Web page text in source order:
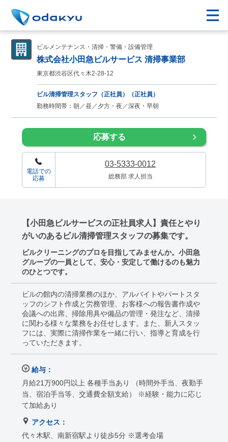
ビルメンテナンス・清掃・警備・設備管理
株式会社小田急ビルサービス 清掃事業部
東京都渋谷区代々木2-28-12
ビル清掃管理スタッフ（正社員）（正社員）
勤務時間帯：朝／昼／夕方・夜／深夜・早朝
応募する
電話での
応募
03-5333-0012
総務部 求人担当
【小田急ビルサービスの正社員求人】責任とやり
がいのあるビル清掃管理スタッフの募集です。
ビルクリーニングのプロを目指してみませんか。小田急
グループの一員として、安心・安定して働けるのも魅力
のひとつです。
ビルの館内の清掃業務のほか、アルバイトやパートスタ
ッフのシフト作成と労務管理、お客様への報告書作成や
会議への出席、掃除用具や備品の管理・発注など、清掃
に関わる様々な業務をお任せします。また、新人スタッ
フには、実際に清掃作業を一緒に行い、指導と育成を行
っていただきます。
給与：
月給21万900円以上 各種手当あり （時間外手当、夜勤手
当、宿泊手当等、交通費全額支給） ※経験・能力に応じ
て加給あり
アクセス：
代々木駅、南新宿駅より徒歩5分 ※選考会場